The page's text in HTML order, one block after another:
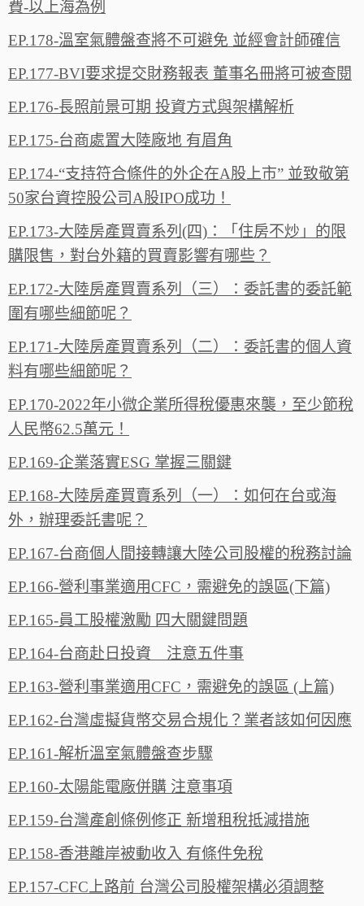
費-以上海為例
EP.178-溫室氣體盤查將不可避免 並經會計師確信
EP.177-BVI要求提交財務報表 董事名冊將可被查閱
EP.176-長照前景可期 投資方式與架構解析
EP.175-台商處置大陸廠地 有眉角
EP.174-“支持符合條件的外企在A股上市” 並致敬第
50家台資控股公司A股IPO成功！
EP.173-大陸房產買賣系列(四)：「住房不炒」的限
購限售，對台外籍的買賣影響有哪些？
EP.172-大陸房產買賣系列（三）：委託書的委託範
圍有哪些細節呢？
EP.171-大陸房產買賣系列（二）：委託書的個人資
料有哪些細節呢？
EP.170-2022年小微企業所得稅優惠來襲，至少節稅
人民幣62.5萬元！
EP.169-企業落實ESG 掌握三關鍵
EP.168-大陸房產買賣系列（一）：如何在台或海
外，辦理委託書呢？
EP.167-台商個人間接轉讓大陸公司股權的稅務討論
EP.166-營利事業適用CFC，需避免的誤區(下篇)
EP.165-員工股權激勵 四大關鍵問題
EP.164-台商赴日投資 注意五件事
EP.163-營利事業適用CFC，需避免的誤區 (上篇)
EP.162-台灣虛擬貨幣交易合規化？業者該如何因應
EP.161-解析溫室氣體盤查步驟
EP.160-太陽能電廠併購 注意事項
EP.159-台灣產創條例修正 新增租稅抵減措施
EP.158-香港離岸被動收入 有條件免稅
EP.157-CFC上路前 台灣公司股權架構必須調整